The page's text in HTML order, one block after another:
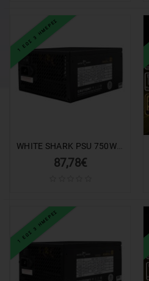
1 ΕΩΣ 3 ΗΜΕΡΕΣ
87,78€
1 ΕΩΣ 3 ΗΜΕΡΕΣ